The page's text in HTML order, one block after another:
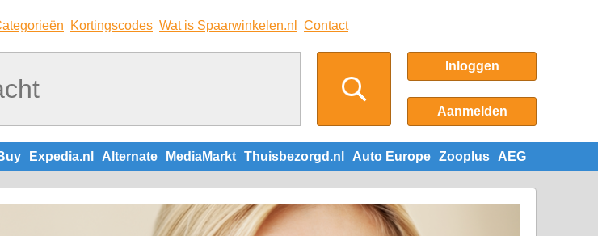
Kortingscodes Wat is Spaarwinkelen.nl Contact
Inloggen
Aanmelden
Expedia.nl Alternate MediaMarkt Thuisbezorgd.nl Auto Europe Zooplus AEG